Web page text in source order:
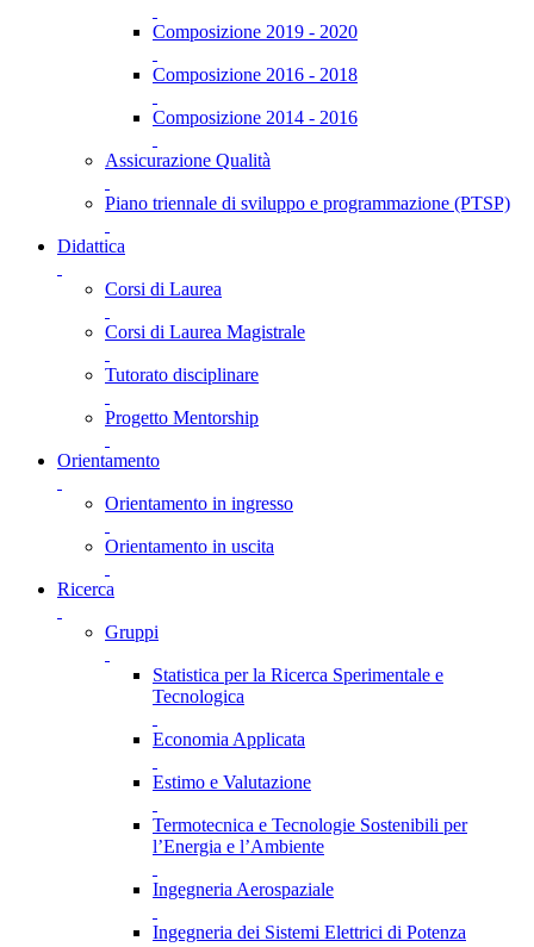
Composizione 2019 - 2020
Composizione 2016 - 2018
Composizione 2014 - 2016
Assicurazione Qualità
Piano triennale di sviluppo e programmazione (PTSP)
Didattica
Corsi di Laurea
Corsi di Laurea Magistrale
Tutorato disciplinare
Progetto Mentorship
Orientamento
Orientamento in ingresso
Orientamento in uscita
Ricerca
Gruppi
Statistica per la Ricerca Sperimentale e
Tecnologica
Economia Applicata
Estimo e Valutazione
Termotecnica e Tecnologie Sostenibili per
l’Energia e l’Ambiente
Ingegneria Aerospaziale
Ingegneria dei Sistemi Elettrici di Potenza